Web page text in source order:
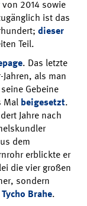
von 2014 sowie
ist das
dieser
Teil.
. Das letzte
als man
Gebeine
Mal beigesetzt.
Jahre nach
dem
erblickte er
die vier großen
sondern
Tycho Brahe.